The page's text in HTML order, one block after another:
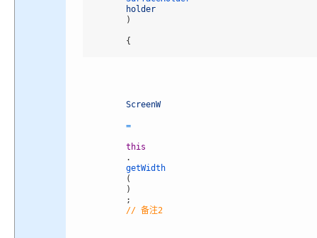
holder
)
{
ScreenW
=
this
.
getWidth
(
)
;
// 备注2